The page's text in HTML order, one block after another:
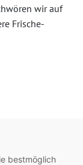
wir auf
Frische-
bestmöglich